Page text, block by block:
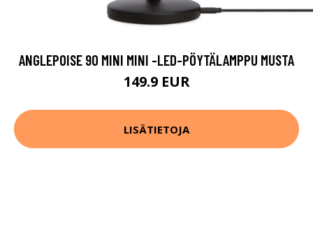
ANGLEPOISE 90 MINI MINI -LED-PÖYTÄLAMPPU MUSTA
149.9 EUR
LISÄTIETOJA